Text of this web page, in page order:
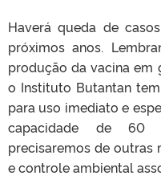
Haverá queda de
próximos anos.
produção da vacina em
o Instituto Butantan
para uso imediato e
capacidade de 60
precisaremos de outras
e controle ambiental